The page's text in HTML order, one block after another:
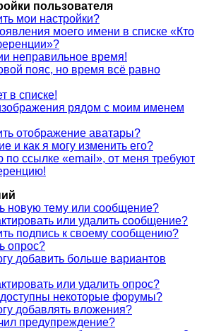
пользователя
мои настройки?
моего имени в списке «Кто
неправильное время!
пояс, но время всё равно
в списке!
рядом с моим именем
отображение аватары?
и как я могу изменить его?
по ссылке «email», от меня требуют
новую тему или сообщение?
или удалить сообщение?
подпись к своему сообщению?
опрос?
добавить больше вариантов
или удалить опрос?
некоторые форумы?
добавлять вложения?
предупреждение?